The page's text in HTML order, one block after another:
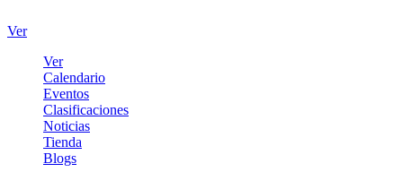
Ver
Ver
Calendario
Eventos
Clasificaciones
Noticias
Tienda
Blogs